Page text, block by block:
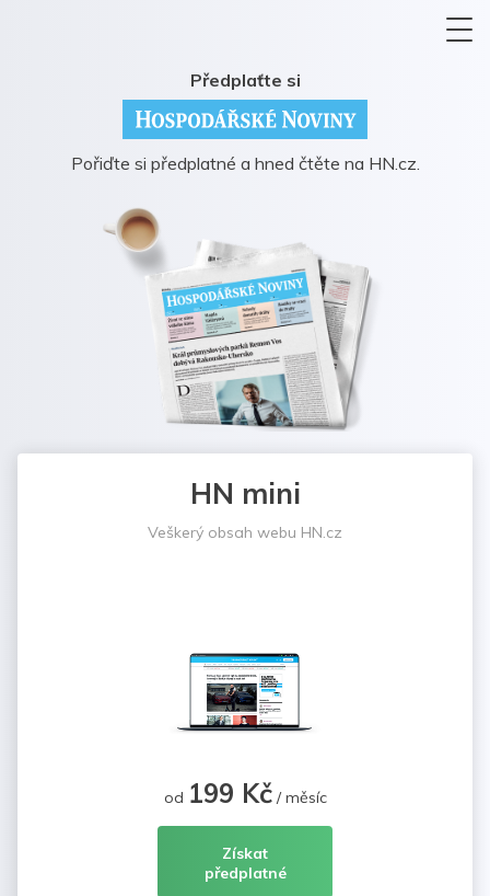
Předplaťte si
Pořiďte si předplatné a hned čtěte na HN.cz.
HN mini
Veškerý obsah webu HN.cz
od 199 Kč/ měsíc
Získat
předplatné